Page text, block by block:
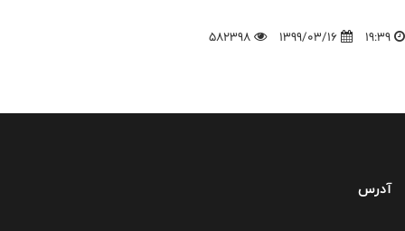
19:39
1399/03/16
582398
آدرس